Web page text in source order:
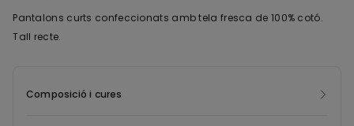
Pantalons curts confeccionats amb tela fresca de 100% cotó.
Tall recte.
Composició i cures